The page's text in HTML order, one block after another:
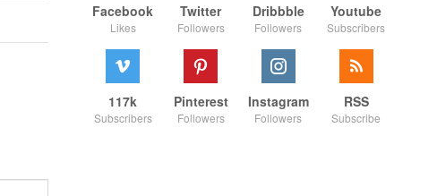
Facebook
Likes
Twitter
Followers
Dribbble
Followers
Youtube
Subscribers
117k
Subscribers
Pinterest
Followers
Instagram
Followers
RSS
Subscribe